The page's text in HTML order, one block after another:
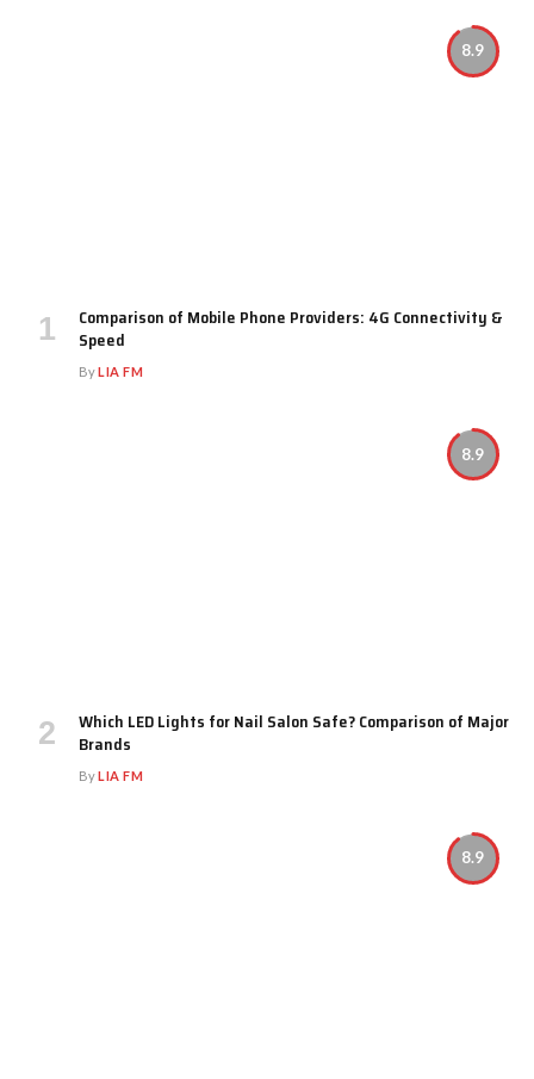
8.9
Comparison of Mobile Phone Providers: 4G Connectivity &
Speed
ByLIA FM
8.9
Which LED Lights for Nail Salon Safe? Comparison of Major
Brands
ByLIA FM
8.9